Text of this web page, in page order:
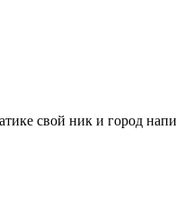
свой ник и город